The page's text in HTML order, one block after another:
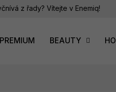
z řady? Vítejte v Enemiq!
PREMIUM BEAUTY